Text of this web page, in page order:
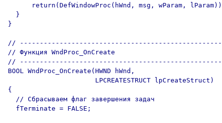
return(DefWindowProc(hWnd, msg, wParam,
  }
}
//
// Функция WndProc_OnCreate
//
BOOL WndProc_OnCreate(HWND hWnd,
                      LPCREATESTRUCT lpCreateStruct)
{
  // Сбрасываем флаг завершения задач
  fTerminate = FALSE;